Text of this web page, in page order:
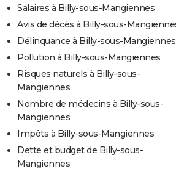
Salaires à Billy-sous-Mangiennes
Avis de décès à Billy-sous-
Délinquance à Billy-sous-Mangiennes
Pollution à Billy-sous-Mangiennes
Risques naturels à Billy-sous-
Mangiennes
Nombre de médecins à Billy-sous-
Mangiennes
Impôts à Billy-sous-Mangiennes
Dette et budget de Billy-sous-
Mangiennes